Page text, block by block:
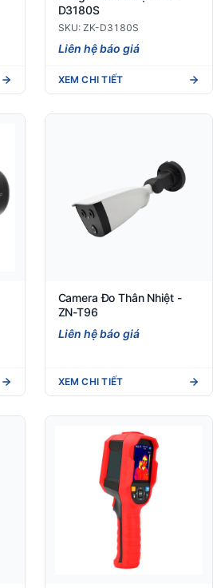
D3180S
SKU: ZK-D3180S
Liên hệ báo giá
XEM CHI TIẾT
Camera Đo Thân Nhiệt -
ZN-T96
Liên hệ báo giá
XEM CHI TIẾT